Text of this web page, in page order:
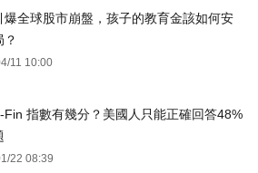
爆全球股市崩盤，孩子的教育金該如何安
？
11 10:00
Fin 指數有幾分？美國人只能正確回答48%
22 08:39